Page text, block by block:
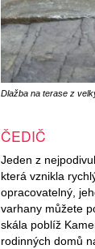
Dlažba na terase z
ČEDIČ
Jeden z
která vznikla
opracovatelný,
varhany můžete
skála poblíž
rodinných domů